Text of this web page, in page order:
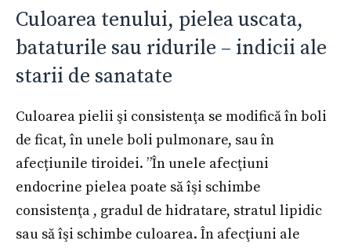
Culoarea tenului, pielea uscata,
bataturile sau ridurile – indicii ale
starii de sanatate
Culoarea pielii şi consistenţa se modifică în boli
de ficat, în unele boli pulmonare, sau în
afecțiunile tiroidei. ”În unele afecţiuni
endocrine pielea poate să îşi schimbe
consistenţa , gradul de hidratare, stratul lipidic
sau să îşi schimbe culoarea. În afecţiuni ale